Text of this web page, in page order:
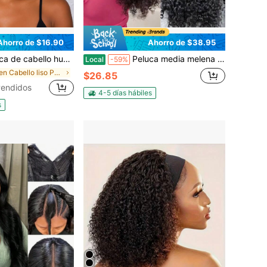
de $16.90
Pixie corto, color negro 1B, corta y recta, con corte Pixie. Peluca de cabello humano en capas, hecha a máquina.
en Cabello liso Pelucas humanas asequibles para us
Ahorro de $38.95
Local -59% Peluca media melena de cabello humano rizado y rizado, densidad del 250%, se puede usar sin pegamento, 66 cm de largo, rizado 3 en 1 media peluca para mujeres con diadema sin costuras y sin problemas, fácil de usar para principiantes
$26.85
4-5 días hábiles